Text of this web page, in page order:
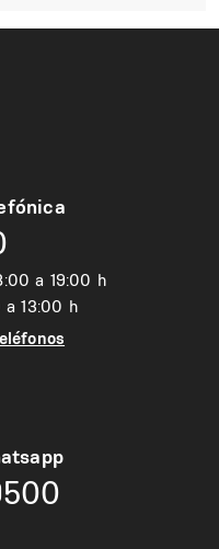
a 19:00 h
a 13:00 h